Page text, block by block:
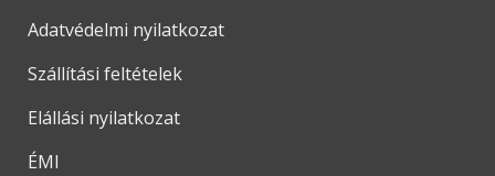
Adatvédelmi nyilatkozat
Szállítási feltételek
Elállási nyilatkozat
ÉMI